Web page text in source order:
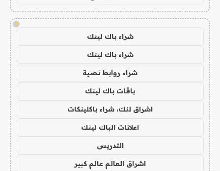
!
شراء باك لينك
شراء باك لينك
شراء روابط نصية
باقات باك لينك
اشراق لنك، شراء باكلينكات
اعلانات الباك لينك
التدريس
اشراق العالم عالم كبير